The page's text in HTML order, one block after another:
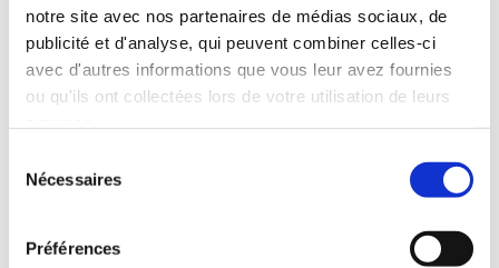
notre site avec nos partenaires de médias sociaux, de
publicité et d'analyse, qui peuvent combiner celles-ci
avec d'autres informations que vous leur avez fournies
ou qu'ils ont collectées lors de votre utilisation de leurs
Nécessaires
Préférences
Killométrage illimité
Assurance tous risques (hors franchise)
Carburant : plein à rendre plein
CONDITIONS DE LOCATION
Age minimum :20 ans
ASSURANCE